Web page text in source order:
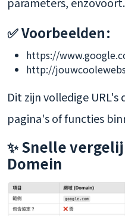
✅ Voorbeelden:
https://
http://
Dit zijn volledige URL's
pagina's of functies
✨ Snelle
Domein